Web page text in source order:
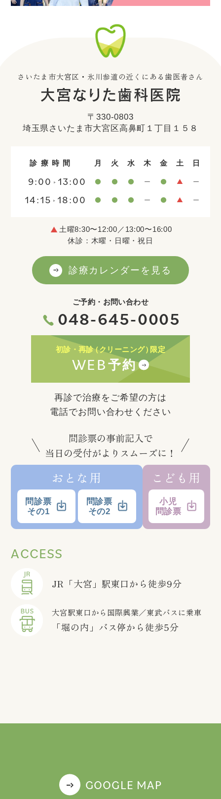
さいたま市大宮区・氷川参道の近くにある歯医者さん
〒330-0803
埼玉県さいたま市大宮区高鼻町１丁目１５８
診療時間 月 火 水 木 金 土 日
9:00
13:00
14:15 18:00
土曜8:30〜12:00／13:00〜16:00
休診：木曜・日曜・祝日
診療カレンダーを見る
ご予約・お問い合わせ
048-645-0005
初診・再診（クリーニング）限定
WEB 予約
再診で治療をご希望の方は
電話でお問い合わせください
問診票の事前記入で
当日の受付がよりスムーズに！
おとな用
問診票
その1
問診票
その2
こども用
小児
問診票
ACCESS
JR「大宮」駅東口から徒歩9分
大宮駅東口から国際興業／東武バスに乗車
「堀の内」バス停から徒歩5分
GOOGLE MAP